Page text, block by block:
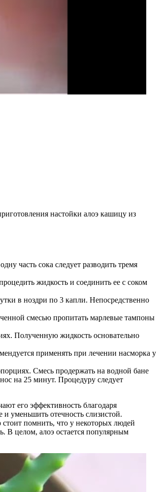
настойки алоэ кашицу из
часть сока следует разводить тремя
жидкость и соединить ее с соком
в ноздри по 3 капли. Непосредственно
смесью пропитать марлевые тампоны
Полученную жидкость основательно
применять при лечении насморка у
Смесь продержать на водной бане
на 25 минут. Процедуру следует
его эффективность благодаря
уменьшить отечность слизистой.
помнить, что у некоторых людей
В целом, алоэ остается популярным